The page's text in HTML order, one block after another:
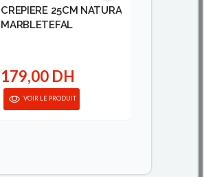
CREPIERE 25CM NATURA
MARBLETEFAL
179,00 DH
VOIR LE PRODUIT